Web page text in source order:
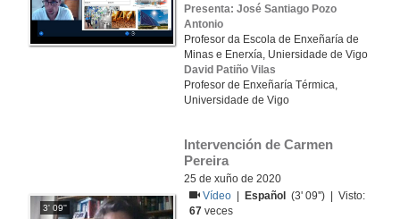
Presenta: José Santiago Pozo
Antonio
Profesor da Escola de Enxeñaría de
Minas e Enerxía, Uniersidade de Vigo
David Patiño Vilas
Profesor de Enxeñaría Térmica,
Universidade de Vigo
3' 09''
Intervención de Carmen
Pereira
25 de xuño de 2020
Vídeo
Español
(3' 09'') | Visto:
67 veces